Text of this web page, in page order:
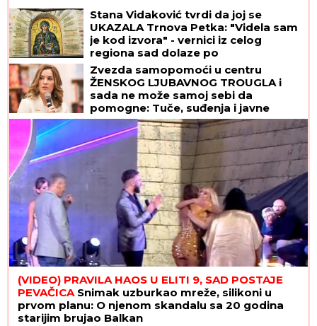
Stana Vidaković tvrdi da joj se
UKAZALA Trnova Petka: "Videla sam
je kod izvora" - vernici iz celog
regiona sad dolaze po
ČUDOTVORNU VODU
Zvezda samopomoći u centru
ŽENSKOG LJUBAVNOG TROUGLA i
sada ne može samoj sebi da
pomogne: Tuče, suđenja i javne
optužbe pretvorile karijeru iz snova
u PETPARAČKU SAPUNICU
(VIDEO) PRAVILA HAOS U ELITI 9, SAD POSTAJE
PEVAČICASnimak uzburkao mreže, silikoni u
prvom planu: O njenom skandalu sa 20 godina
starijim brujao Balkan